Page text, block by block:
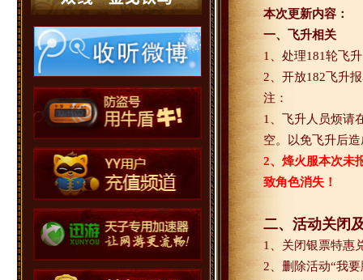
本次更新内容：
一、飞升相关
1
、处理181轮飞
2 、开放182飞升
注：
1
、飞升人员烦
空。以免飞升后
2、烽火服本次未
致角色消失！
二、活动关闭
1
、关闭银票特惠
2 、删除活动“我